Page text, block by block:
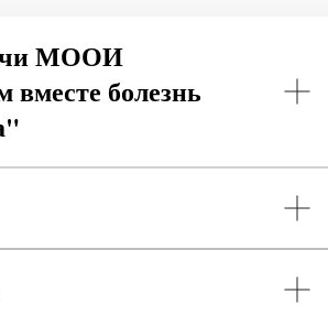
МООИ
вместе болезнь